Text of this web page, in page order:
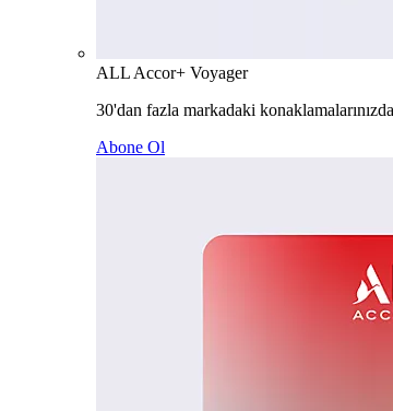
ALL Accor+ Voyager
30'dan fazla markadaki
Abone Ol